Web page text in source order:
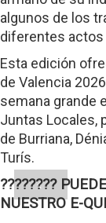
algunos de los
diferentes
Esta edición
de Valencia
semana grande
Juntas Locales,
de Burriana,
Turís.
????????
NUESTRO E-